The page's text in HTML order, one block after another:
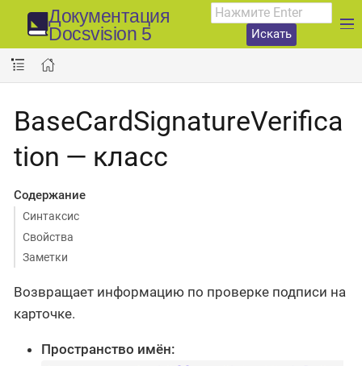
Документация
Docsvision 5
Искать
BaseCardSignatureVerifica
tion — класс
Содержание
Синтаксис
Свойства
Заметки
Возвращает информацию по проверке подписи на
карточке.
Пространство имён: